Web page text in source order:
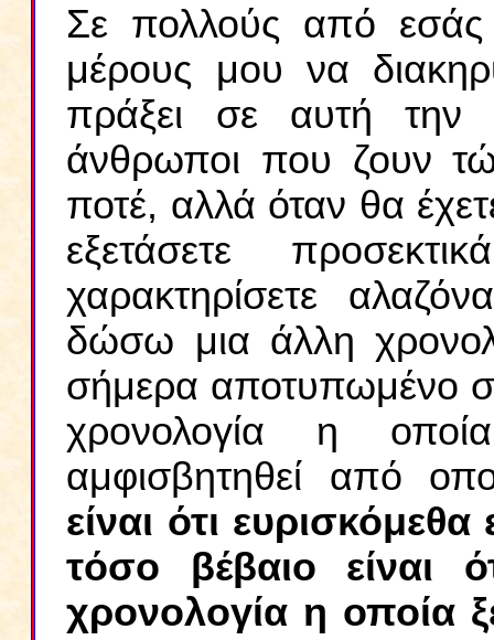
Σε πολλούς από εσάς
μέρους μου να
πράξει σε αυτή την
άνθρωποι που ζουν
ποτέ, αλλά όταν θα
εξετάσετε
χαρακτηρίσετε
δώσω μια άλλη
σήμερα αποτυπωμένο
χρονολογία η
αμφισβητηθεί από
είναι ότι
τόσο βέβαιο είναι
χρονολογία η οποία